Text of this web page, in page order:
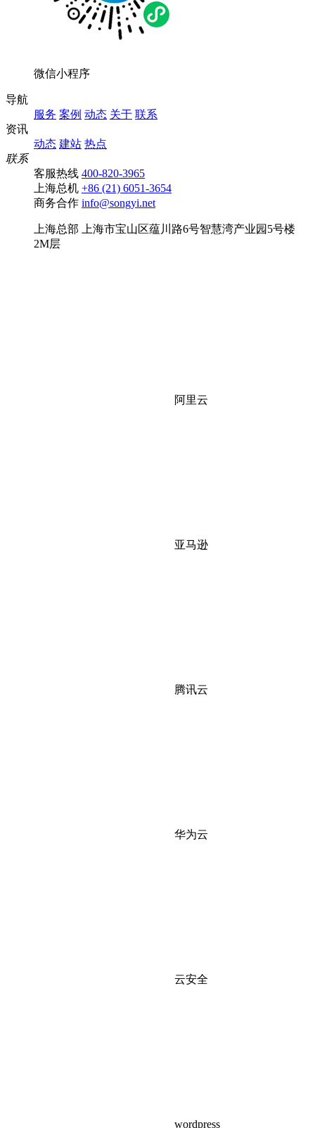
微信小程序
导航
服务 案例 动态 关于 联系
资讯
动态 建站 热点
联系
客服热线 400-820-3965
上海总机 +86 (21) 6051-3654
商务合作 info@songyi.net
上海总部
上海市宝山区蕴川路6号智慧湾产业园5号楼
2M层
阿里云
亚马逊
腾讯云
华为云
云安全
wordpress